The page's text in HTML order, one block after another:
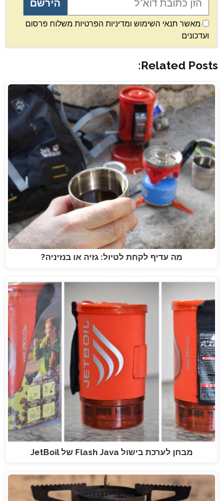
מאשר תנאי השימוש ומדיניות הפרטיות משלוח פרסום
ועדכונים
Related Posts:
מה עדיף לקחת לטיול: גזיה או בנזיניה?
מבחן לערכת בישול Flash Java של JetBoil